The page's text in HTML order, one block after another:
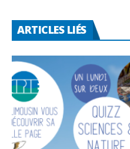
ARTICLES LIÉS